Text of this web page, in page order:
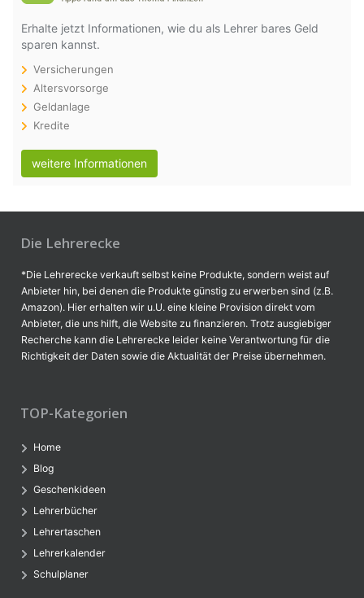
Erhalte jetzt Informationen, wie du als Lehrer bares Geld
sparen kannst.
Versicherungen
Altersvorsorge
Geldanlage
Kredite
weitere Informationen
Die Lehrerecke
*Die Lehrerecke verkauft selbst keine Produkte, sondern weist auf
Anbieter hin, bei denen die Produkte günstig zu erwerben sind (z.B.
Amazon). Hier erhalten wir u.U. eine kleine Provision direkt vom
Anbieter, die uns hilft, die Website zu finanzieren. Trotz ausgiebiger
Recherche kann die Lehrerecke leider keine Verantwortung für die
Richtigkeit der Daten sowie die Aktualität der Preise übernehmen.
TOP-Kategorien
Home
Blog
Geschenkideen
Lehrerbücher
Lehrertaschen
Lehrerkalender
Schulplaner